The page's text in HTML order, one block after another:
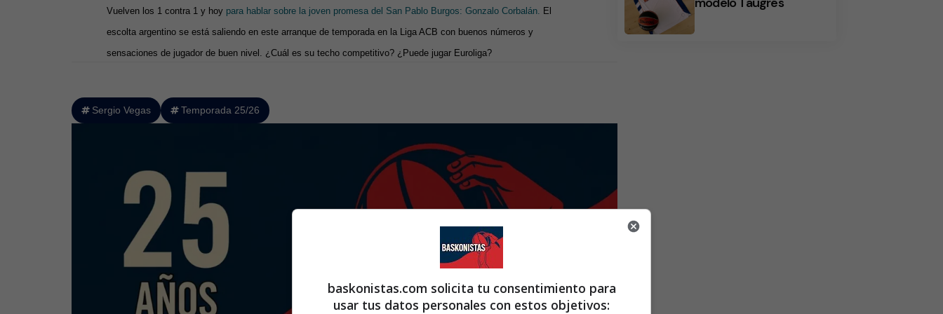
Vuelven los 1 contra 1 y hoy para hablar sobre la joven promesa del San Pablo Burgos: Gonzalo Corbalán. El
escolta argentino se está saliendo en este arranque de temporada en la Liga ACB con buenos números y
sensaciones de jugador de buen nivel. ¿Cuál es su techo competitivo? ¿Puede jugar Euroliga?
Sergio Vegas Temporada 25/26
baskonistas.com solicita tu consentimiento para
usar tus datos personales con estos objetivos: